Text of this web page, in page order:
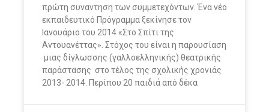
πρώτη συναντηση των συμμετεχόντων. Ένα νέο
εκπαιδευτικό Πρόγραμμα ξεκίνησε τον
Ιανουάριο του 2014 «Στο Σπίτι της
Αντουανέττας». Στόχος του είναι η παρουσίαση
μιας δίγλωσσης (γαλλοελληνικής) θεατρικής
παράστασης στο τέλος της σχολικής χρονιάς
2013- 2014. Περίπου 20 παιδιά από δέκα